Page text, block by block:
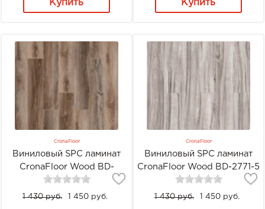
Купить Купить
CronaFloor
Виниловый SPC ламинат
CronaFloor Wood BD-
40029-10 Дуб Охрид
1 430 руб. 1 450 руб.
CronaFloor
Виниловый SPC ламинат
CronaFloor Wood BD-2771-5
Дуб Атланта
1 430 руб. 1 450 руб.